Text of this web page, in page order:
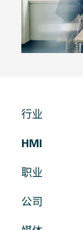
行业
HMI
职业
公司